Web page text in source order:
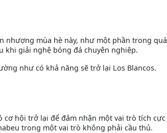
nhượng mùa hè này, như một phần trong quá
khi giải nghệ bóng đá chuyên nghiệp.
như có khả năng sẽ trở lại Los Blancos.
cơ hội trở lại để đảm nhận một vai trò tích cực
trong một vai trò không phải cầu thủ.